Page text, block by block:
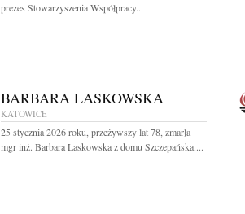
prezes Stowarzyszenia Współpracy...
BARBARA LASKOWSKA
KATOWICE
25 stycznia 2026 roku, przeżywszy lat 78, zmarła
mgr inż. Barbara Laskowska z domu Szczepańska....